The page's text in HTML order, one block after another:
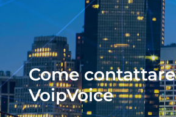
Come contattare
VoipVoice